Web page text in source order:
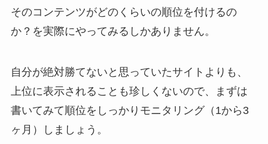
そのコンテンツがどのくらいの順位を付けるの
か？を実際にやってみるしかありません。
自分が絶対勝てないと思っていたサイトよりも、
上位に表示されることも珍しくないので、まずは
書いてみて順位をしっかりモニタリング（1から3
ヶ月）しましょう。